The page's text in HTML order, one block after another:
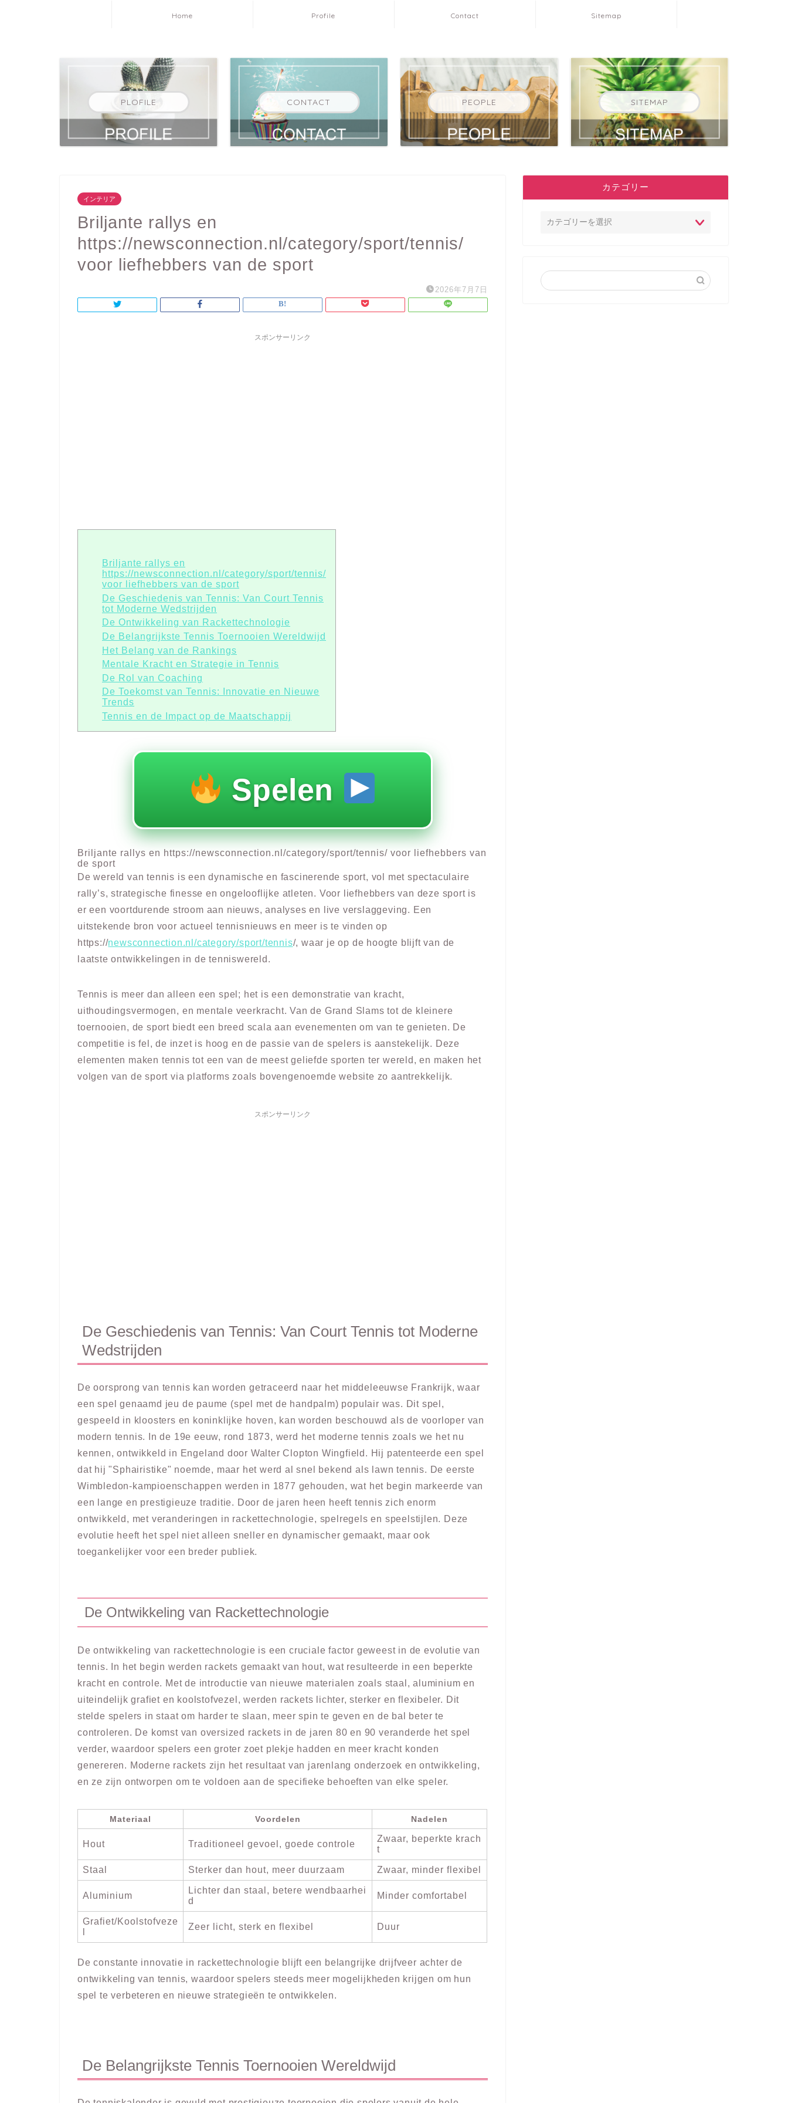
Home Profile Contact Sitemap
PLOFILE CONTACT PEOPLE SITEMAP
インテリア
Briljante rallys en
https://newsconnection.nl/category/sport/tennis/
voor liefhebbers van de sport
2026年7月7日
スポンサーリンク
Briljante rallys en
https://newsconnection.nl/category/sport/tennis/
voor liefhebbers van de sport
De Geschiedenis van Tennis: Van Court Tennis
tot Moderne Wedstrijden
De Ontwikkeling van Rackettechnologie
De Belangrijkste Tennis Toernooien Wereldwijd
Het Belang van de Rankings
Mentale Kracht en Strategie in Tennis
De Rol van Coaching
De Toekomst van Tennis: Innovatie en Nieuwe
Trends
Tennis en de Impact op de Maatschappij
Spelen
Briljante rallys en https://newsconnection.nl/category/sport/tennis/ voor liefhebbers van
de sport
De wereld van tennis is een dynamische en fascinerende sport, vol met spectaculaire
rally’s, strategische finesse en ongelooflijke atleten. Voor liefhebbers van deze sport is
er een voortdurende stroom aan nieuws, analyses en live verslaggeving. Een
uitstekende bron voor actueel tennisnieuws en meer is te vinden op
https://newsconnection.nl/category/sport/tennis/, waar je op de hoogte blijft van de
laatste ontwikkelingen in de tenniswereld.
Tennis is meer dan alleen een spel; het is een demonstratie van kracht,
uithoudingsvermogen, en mentale veerkracht. Van de Grand Slams tot de kleinere
toernooien, de sport biedt een breed scala aan evenementen om van te genieten. De
competitie is fel, de inzet is hoog en de passie van de spelers is aanstekelijk. Deze
elementen maken tennis tot een van de meest geliefde sporten ter wereld, en maken het
volgen van de sport via platforms zoals bovengenoemde website zo aantrekkelijk.
スポンサーリンク
De Geschiedenis van Tennis: Van Court Tennis tot Moderne
Wedstrijden
De oorsprong van tennis kan worden getraceerd naar het middeleeuwse Frankrijk, waar
een spel genaamd jeu de paume (spel met de handpalm) populair was. Dit spel,
gespeeld in kloosters en koninklijke hoven, kan worden beschouwd als de voorloper van
modern tennis. In de 19e eeuw, rond 1873, werd het moderne tennis zoals we het nu
kennen, ontwikkeld in Engeland door Walter Clopton Wingfield. Hij patenteerde een spel
dat hij "Sphairistike" noemde, maar het werd al snel bekend als lawn tennis. De eerste
Wimbledon-kampioenschappen werden in 1877 gehouden, wat het begin markeerde van
een lange en prestigieuze traditie. Door de jaren heen heeft tennis zich enorm
ontwikkeld, met veranderingen in rackettechnologie, spelregels en speelstijlen. Deze
evolutie heeft het spel niet alleen sneller en dynamischer gemaakt, maar ook
toegankelijker voor een breder publiek.
De Ontwikkeling van Rackettechnologie
De ontwikkeling van rackettechnologie is een cruciale factor geweest in de evolutie van
tennis. In het begin werden rackets gemaakt van hout, wat resulteerde in een beperkte
kracht en controle. Met de introductie van nieuwe materialen zoals staal, aluminium en
uiteindelijk grafiet en koolstofvezel, werden rackets lichter, sterker en flexibeler. Dit
stelde spelers in staat om harder te slaan, meer spin te geven en de bal beter te
controleren. De komst van oversized rackets in de jaren 80 en 90 veranderde het spel
verder, waardoor spelers een groter zoet plekje hadden en meer kracht konden
genereren. Moderne rackets zijn het resultaat van jarenlang onderzoek en ontwikkeling,
en ze zijn ontworpen om te voldoen aan de specifieke behoeften van elke speler.
Materiaal Voordelen Nadelen
Hout Traditioneel gevoel, goede controle
Zwaar, beperkte krach
t
Staal Sterker dan hout, meer duurzaam Zwaar, minder flexibel
Aluminium
Lichter dan staal, betere wendbaarhei
d
Minder comfortabel
Grafiet/Koolstofveze
Zeer licht, sterk en flexibel Duur
De constante innovatie in rackettechnologie blijft een belangrijke drijfveer achter de
ontwikkeling van tennis, waardoor spelers steeds meer mogelijkheden krijgen om hun
spel te verbeteren en nieuwe strategieën te ontwikkelen.
De Belangrijkste Tennis Toernooien Wereldwijd
カテゴリー